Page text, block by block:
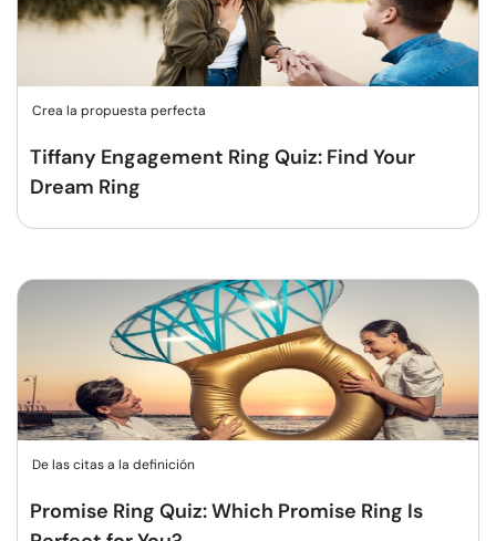
Crea la propuesta perfecta
Tiffany Engagement Ring Quiz: Find Your
Dream Ring
De las citas a la definición
Promise Ring Quiz: Which Promise Ring Is